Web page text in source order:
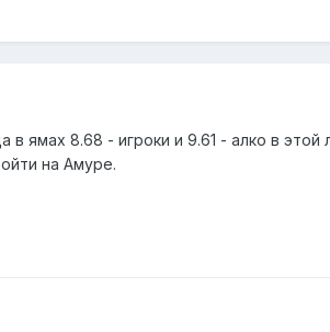
8.68 - игроки и 9.61 - алко в
на Амуре.